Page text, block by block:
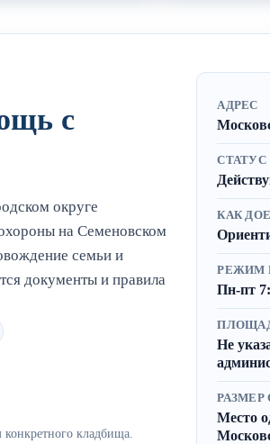
с
округе
на Семеновском
семьи и
документы и правила
кладбища.
АДРЕС
СТАТУС
КАК
РЕЖИМ
Пн-пт
Не
РАЗМЕР
Место